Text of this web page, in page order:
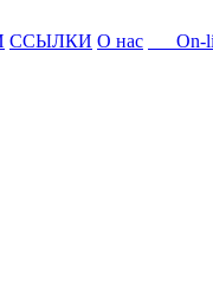
ССЫЛКИ О нас On-